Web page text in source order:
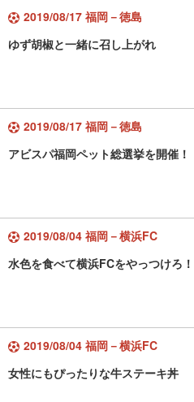
2019/08/17 福岡－徳島
ゆず胡椒と一緒に召し上がれ
2019/08/17 福岡－徳島
アビスパ福岡ペット総選挙を開催！
2019/08/04 福岡－横浜FC
水色を食べて横浜FCをやっつけろ！
2019/08/04 福岡－横浜FC
女性にもぴったりな牛ステーキ丼